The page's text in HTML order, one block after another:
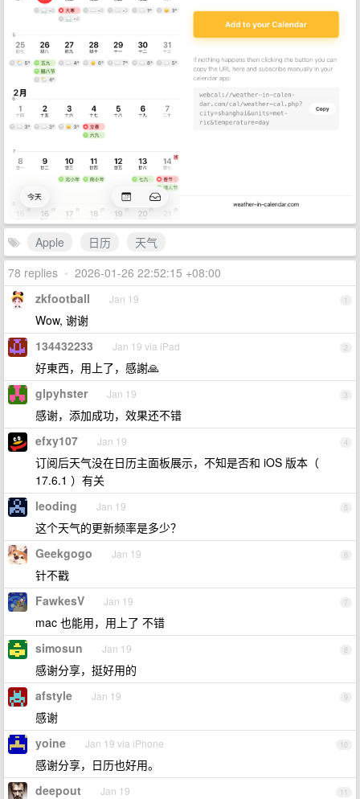
Apple 日历
天气
78 replies • 2026-01-26 22:52:15 +08:00
1
zkfootball Jan 19
Wow, 谢谢
2
134432233 Jan 19 via iPad
好東西，用上了，感謝🙏
3
glpyhster Jan 19
感谢，添加成功，效果还不错
4
efxy107 Jan 19
订阅后天气没在日历主面板展示，不知是否和 iOS 版本（
17.6.1 ）有关
5
leoding Jan 19
这个天气的更新频率是多少？
6
Geekgogo Jan 19
针不戳
7
FawkesV Jan 19
mac 也能用，用上了 不错
8
simosun Jan 19
感谢分享，挺好用的
9
afstyle Jan 19
感谢
10
yoine Jan 19 via iPhone
感谢分享，日历也好用。
11
deepout Jan 19